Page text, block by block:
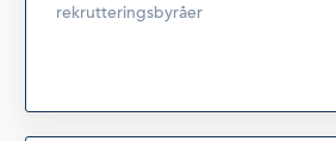
rekrutteringsbyråer